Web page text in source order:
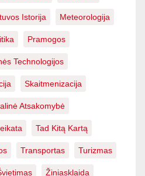
Istorija Meteorologija
Pramogos
Technologijos
Skaitmenizacija
Atsakomybė
Tad Kitą Kartą
Transportas Turizmas
Žiniasklaida